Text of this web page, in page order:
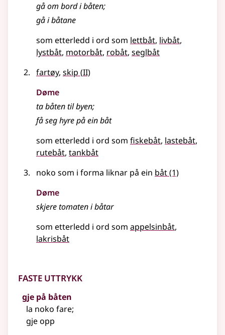
gå om bord i båten;
gå i båtane
som etterledd i ord som lettbåt livbåt
lystbåt motorbåt robåt seglbåt
fartøy, skip (2
II)
Døme
ta båten til byen;
få seg hyre på ein båt
som etterledd i ord som fiskebåt lastebåt
rutebåt tankbåt
noko som i forma liknar på ein båt(1)
Døme
skjere tomaten i båtar
som etterledd i ord som appelsinbåt
lakrisbåt
Faste uttrykk
gje på båten
la noko fare;
gje opp